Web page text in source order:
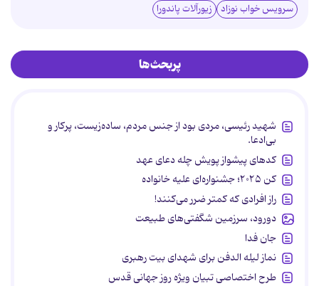
سرویس خواب نوزاد زیورآلات پاندورا
پربحث‌ها
شهید رئیسی، مردی بود از جنس مردم، ساده‌زیست، پرکار و
بی‌ادعا.
کدهای پیشواز پویش چله دعای عهد
کن ۲۰۲۵؛ جشنواره‌ای علیه خانواده
راز افرادی که کمتر ضرر می‌کنند!
دورود، سرزمین شگفتی‌های طبیعت
جان فدا
نماز لیله الدفن برای شهدای بیت رهبری
طرح اختصاصی تبیان ویژه روز جهانی قدس